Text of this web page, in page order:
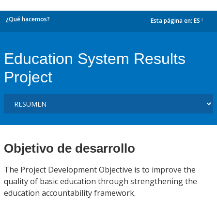
¿Qué hacemos? Esta página en: ES
Education System Results
Project
Objetivo de desarrollo
The Project Development Objective is to improve the
quality of basic education through strengthening the
education accountability framework.